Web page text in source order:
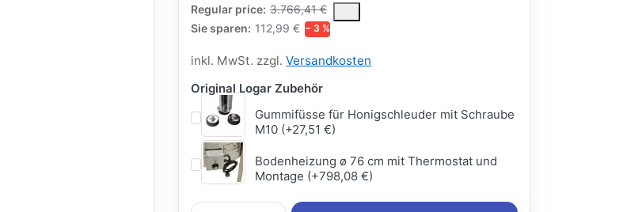
Regular price: 3.766,41 €
The Regular Price is the median selling price paid by customers for a product,
Sie sparen: 112,99 € − 3 %
inkl. MwSt. zzgl.Versandkosten
Original Logar Zubehör
Gummifüsse für Honigschleuder mit Schraube
M10 (+27,51 €)
Bodenheizung ø 76 cm mit Thermostat und
Montage (+798,08 €)